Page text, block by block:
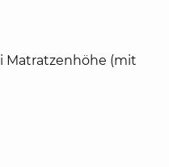
Matratzenhöhe (mit